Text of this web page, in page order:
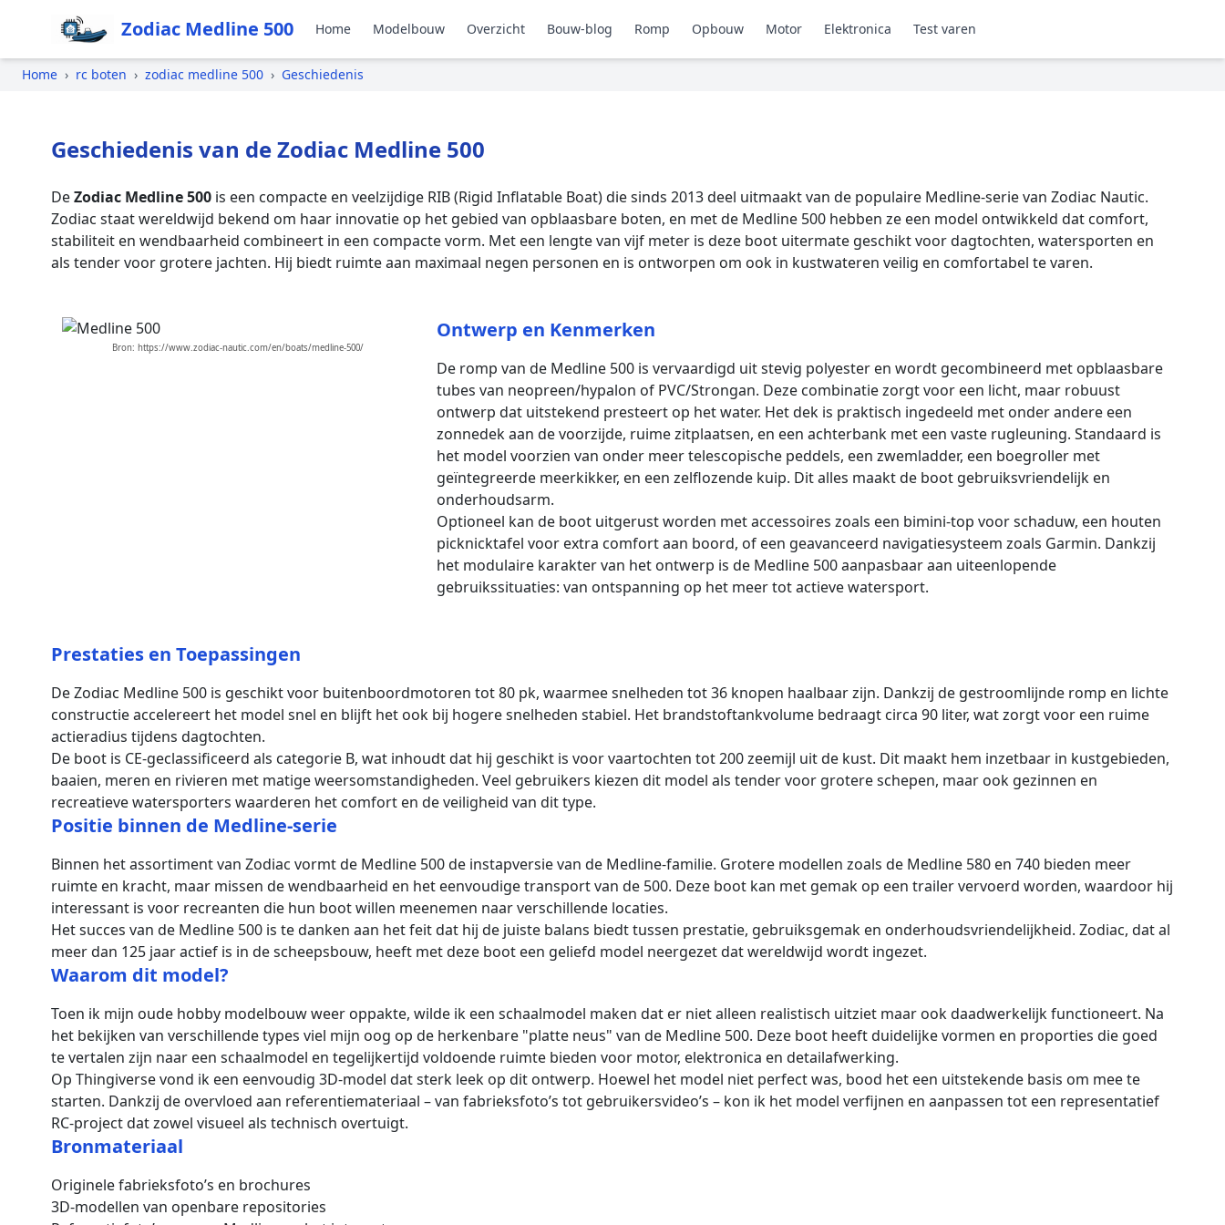
Zodiac Medline 500 Home Modelbouw Overzicht Bouw-blog Romp Opbouw Motor Elektronica Test varen
Home › rc boten › zodiac medline 500 › Geschiedenis
Geschiedenis van de Zodiac Medline 500
DeZodiac Medline 500 is een compacte en veelzijdige RIB (Rigid Inflatable Boat) die sinds 2013 deel uitmaakt van de populaire Medline-serie van Zodiac Nautic.
Zodiac staat wereldwijd bekend om haar innovatie op het gebied van opblaasbare boten, en met de Medline 500 hebben ze een model ontwikkeld dat comfort,
stabiliteit en wendbaarheid combineert in een compacte vorm. Met een lengte van vijf meter is deze boot uitermate geschikt voor dagtochten, watersporten en
als tender voor grotere jachten. Hij biedt ruimte aan maximaal negen personen en is ontworpen om ook in kustwateren veilig en comfortabel te varen.
Bron: https://www.zodiac-nautic.com/en/boats/medline-500/
Ontwerp en Kenmerken
De romp van de Medline 500 is vervaardigd uit stevig polyester en wordt gecombineerd met opblaasbare
tubes van neopreen/hypalon of PVC/Strongan. Deze combinatie zorgt voor een licht, maar robuust
ontwerp dat uitstekend presteert op het water. Het dek is praktisch ingedeeld met onder andere een
zonnedek aan de voorzijde, ruime zitplaatsen, en een achterbank met een vaste rugleuning. Standaard is
het model voorzien van onder meer telescopische peddels, een zwemladder, een boegroller met
geïntegreerde meerkikker, en een zelflozende kuip. Dit alles maakt de boot gebruiksvriendelijk en
onderhoudsarm.
Optioneel kan de boot uitgerust worden met accessoires zoals een bimini-top voor schaduw, een houten
picknicktafel voor extra comfort aan boord, of een geavanceerd navigatiesysteem zoals Garmin. Dankzij
het modulaire karakter van het ontwerp is de Medline 500 aanpasbaar aan uiteenlopende
gebruikssituaties: van ontspanning op het meer tot actieve watersport.
Prestaties en Toepassingen
De Zodiac Medline 500 is geschikt voor buitenboordmotoren tot 80 pk, waarmee snelheden tot 36 knopen haalbaar zijn. Dankzij de gestroomlijnde romp en lichte
constructie accelereert het model snel en blijft het ook bij hogere snelheden stabiel. Het brandstoftankvolume bedraagt circa 90 liter, wat zorgt voor een ruime
actieradius tijdens dagtochten.
De boot is CE-geclassificeerd als categorie B, wat inhoudt dat hij geschikt is voor vaartochten tot 200 zeemijl uit de kust. Dit maakt hem inzetbaar in kustgebieden,
baaien, meren en rivieren met matige weersomstandigheden. Veel gebruikers kiezen dit model als tender voor grotere schepen, maar ook gezinnen en
recreatieve watersporters waarderen het comfort en de veiligheid van dit type.
Positie binnen de Medline-serie
Binnen het assortiment van Zodiac vormt de Medline 500 de instapversie van de Medline-familie. Grotere modellen zoals de Medline 580 en 740 bieden meer
ruimte en kracht, maar missen de wendbaarheid en het eenvoudige transport van de 500. Deze boot kan met gemak op een trailer vervoerd worden, waardoor hij
interessant is voor recreanten die hun boot willen meenemen naar verschillende locaties.
Het succes van de Medline 500 is te danken aan het feit dat hij de juiste balans biedt tussen prestatie, gebruiksgemak en onderhoudsvriendelijkheid. Zodiac, dat al
meer dan 125 jaar actief is in de scheepsbouw, heeft met deze boot een geliefd model neergezet dat wereldwijd wordt ingezet.
Waarom dit model?
Toen ik mijn oude hobby modelbouw weer oppakte, wilde ik een schaalmodel maken dat er niet alleen realistisch uitziet maar ook daadwerkelijk functioneert. Na
het bekijken van verschillende types viel mijn oog op de herkenbare "platte neus" van de Medline 500. Deze boot heeft duidelijke vormen en proporties die goed
te vertalen zijn naar een schaalmodel en tegelijkertijd voldoende ruimte bieden voor motor, elektronica en detailafwerking.
Op Thingiverse vond ik een eenvoudig 3D-model dat sterk leek op dit ontwerp. Hoewel het model niet perfect was, bood het een uitstekende basis om mee te
starten. Dankzij de overvloed aan referentiemateriaal – van fabrieksfoto’s tot gebruikersvideo’s – kon ik het model verfijnen en aanpassen tot een representatief
RC-project dat zowel visueel als technisch overtuigt.
Bronmateriaal
Originele fabrieksfoto’s en brochures
3D-modellen van openbare repositories